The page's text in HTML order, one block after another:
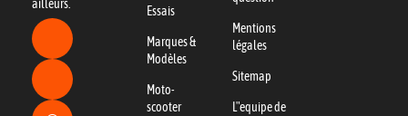
ailleurs.
Essais
Marques &
Modèles
Moto-
scooter
Mentions
légales
Sitemap
L"equipe de